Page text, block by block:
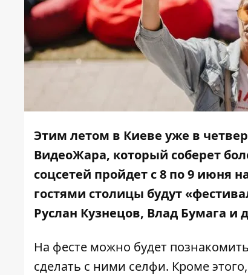
Этим летом в Киеве уже в
ВидеоЖара, который соберет
соцсетей пройдет с 8 по 9 июня
гостями столицы будут
Руслан Кузнецов, Влад Бумага
На фесте можно будет
сделать с ними селфи. Кроме